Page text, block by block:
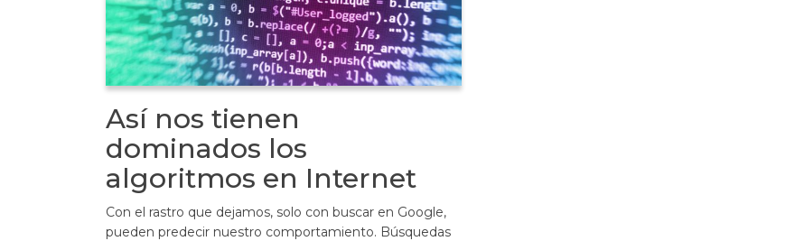
Así nos tienen
dominados los
algoritmos en Internet
Con el rastro que dejamos, solo con buscar en Google,
pueden predecir nuestro comportamiento. Búsquedas